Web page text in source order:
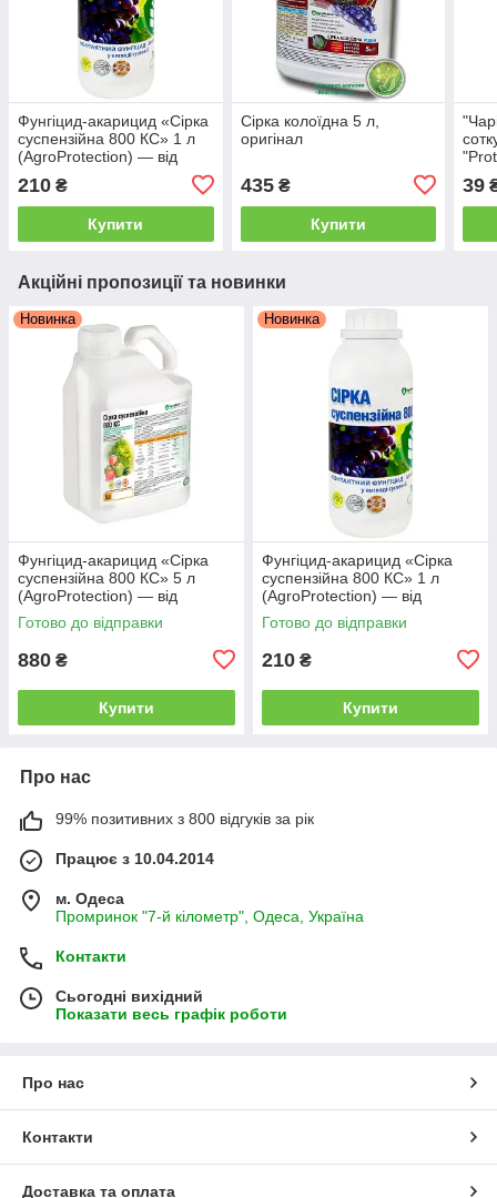
Фунгіцид-акарицид «Сірка
суспензійна 800 КС» 1 л
(AgroProtection) — від
210 ₴
Купити
Сірка колоїдна 5 л,
оригінал
435₴
Купити
39
Акційні пропозиції та новинки
Новинка
Фунгіцид-акарицид «Сірка
суспензійна 800 КС» 5 л
(AgroProtection) — від
борошнистої роси, оїдіуму та
кліщів
Готово до відправки
880 ₴
Купити
Новинка
Фунгіцид-акарицид «Сірка
суспензійна 800 КС» 1 л
(AgroProtection) — від
борошнистої роси,
Готово до відправки
210 ₴
Купити
Про нас
99% позитивних з 800 відгуків за рік
Працює з 10.04.2014
м. Одеса
Промринок "7-й кілометр", Одеса, Україна
Контакти
Сьогодні вихідний
Показати весь графік роботи
Про нас
Контакти
Доставка та оплата